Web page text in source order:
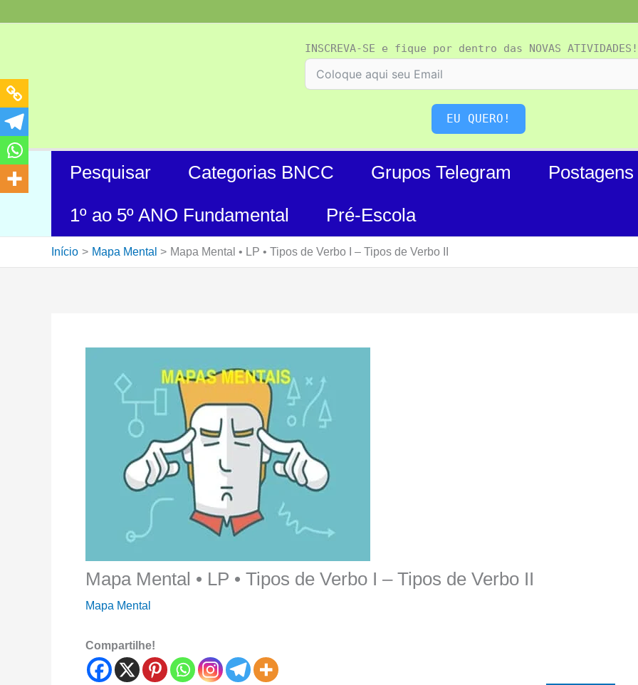
para
INSCREVA-SE e fique por dentro das NOVAS ATIVIDADES!
EU QUERO!
Pesquisar Categorias BNCC Grupos Telegram
Postagens
1º ao 5º ANO Fundamental
Pré-Escola
Início Mapa Mental Mapa Mental • LP • Tipos de Verbo I – Tipos de Verbo II
Mapa Mental • LP • Tipos de Verbo I – Tipos de Verbo II
Mapa Mental
Compartilhe!